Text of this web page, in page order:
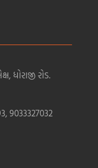
ધોરાજી રોડ.
9033327032